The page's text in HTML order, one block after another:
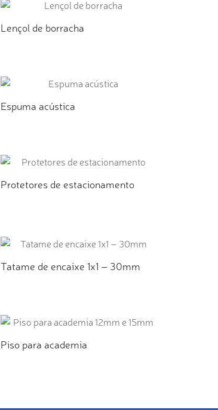
Lençol de borracha
Espuma acústica
Protetores de estacionamento
Tatame de encaixe 1x1 – 30mm
Piso para academia